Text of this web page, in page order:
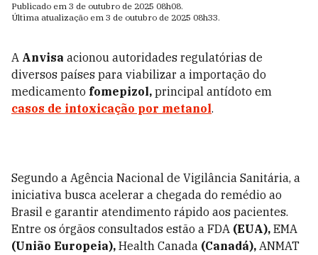
Publicado em 3 de outubro de 2025 08h08.
Última atualização em 3 de outubro de 2025 08h33.
A Anvisa acionou autoridades regulatórias de
diversos países para viabilizar a importação do
medicamento fomepizol, principal antídoto em
casos de intoxicação por metanol.
Segundo a Agência Nacional de Vigilância Sanitária, a
iniciativa busca acelerar a chegada do remédio ao
Brasil e garantir atendimento rápido aos pacientes.
Entre os órgãos consultados estão a FDA (EUA), EMA
(União Europeia), Health Canada (Canadá), ANMAT